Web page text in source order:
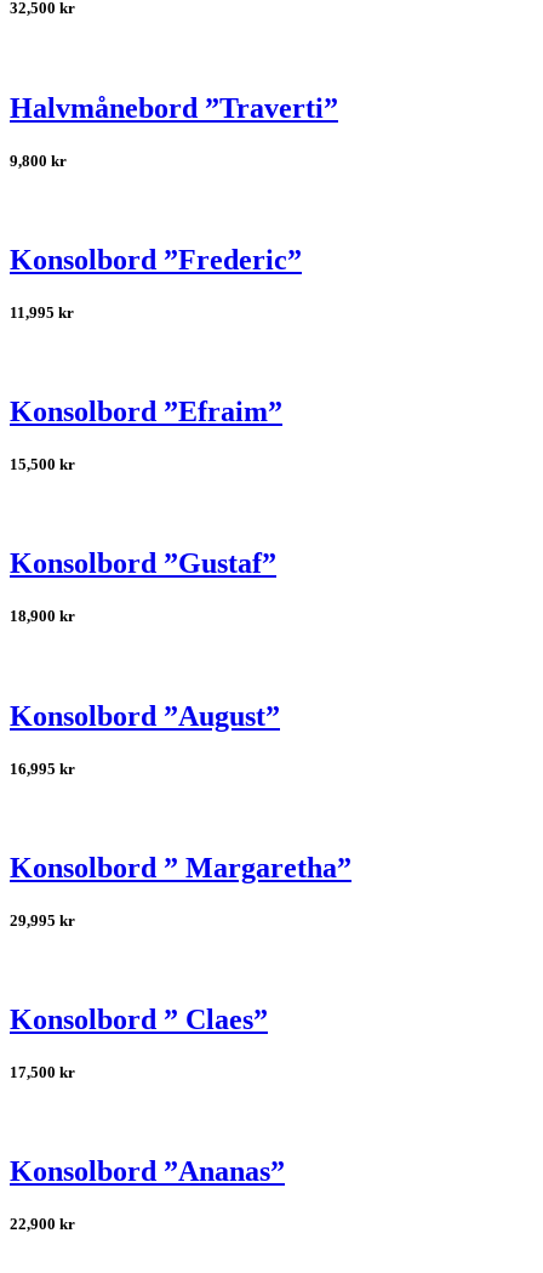
32,500 kr
Halvmånebord ”Traverti”
9,800 kr
Konsolbord ”Frederic”
11,995 kr
Konsolbord ”Efraim”
15,500 kr
Konsolbord ”Gustaf”
18,900 kr
Konsolbord ”August”
16,995 kr
Konsolbord ” Margaretha”
29,995 kr
Konsolbord ” Claes”
17,500 kr
Konsolbord ”Ananas”
22,900 kr